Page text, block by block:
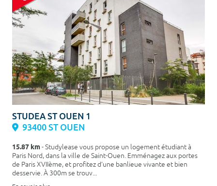
STUDEA ST OUEN 1
93400 ST OUEN
15.87 km- Studylease vous propose un logement étudiant à
Paris Nord, dans la ville de Saint-Ouen. Emménagez aux portes
de Paris XVIIème, et profitez d’une banlieue vivante et bien
desservie. À 300m se trouv...